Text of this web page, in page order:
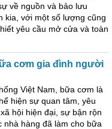
về nguồn và bảo lưu
kia, với một số lượng cũng
yêu cầu mở cửa và toàn
cơm gia đình người
Việt Nam, bữa cơm là
hiện sự quan tâm, yêu
hội hiện đại, sự bận rộn
hàng đã làm cho bữa